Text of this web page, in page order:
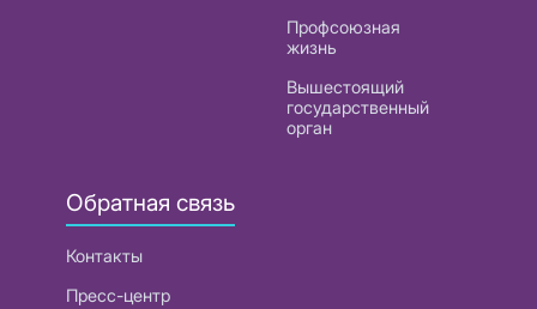
Профсоюзная
жизнь
Вышестоящий
государственный
орган
Обратная связь
Контакты
Пресс-центр